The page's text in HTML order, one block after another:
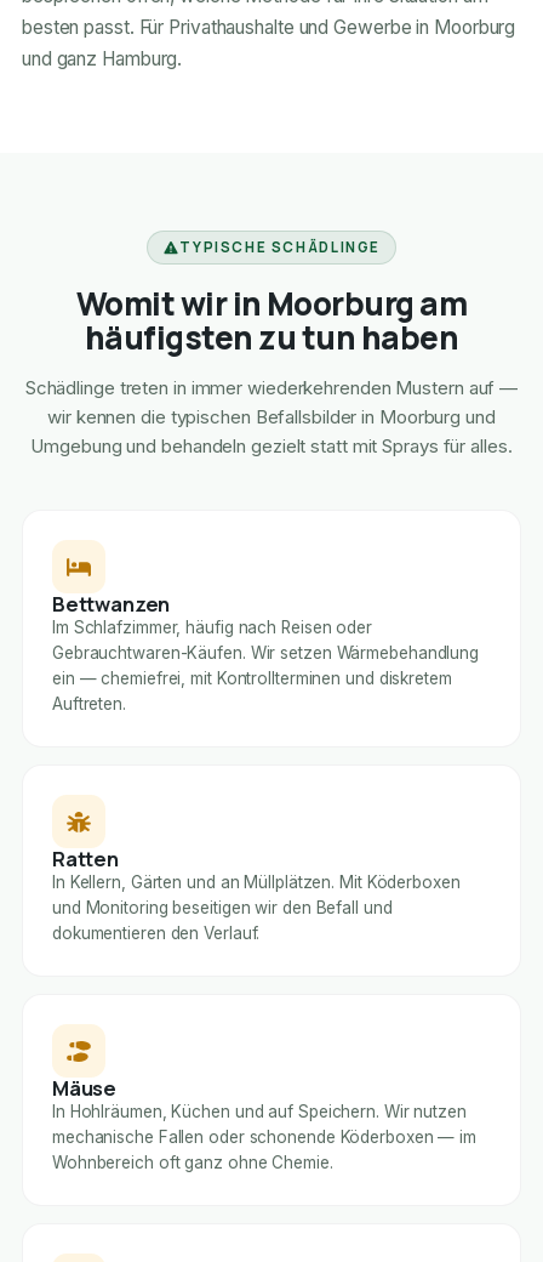
besten passt. Für Privathaushalte und Gewerbe in Moorburg
und ganz Hamburg.
TYPISCHE SCHÄDLINGE
Womit wir in Moorburg am
häufigsten zu tun haben
Schädlinge treten in immer wiederkehrenden Mustern auf —
wir kennen die typischen Befallsbilder in Moorburg und
Umgebung und behandeln gezielt statt mit Sprays für alles.
Bettwanzen
Im Schlafzimmer, häufig nach Reisen oder
Gebrauchtwaren-Käufen. Wir setzen Wärmebehandlung
ein — chemiefrei, mit Kontrollterminen und diskretem
Auftreten.
Ratten
In Kellern, Gärten und an Müllplätzen. Mit Köderboxen
und Monitoring beseitigen wir den Befall und
dokumentieren den Verlauf.
Mäuse
In Hohlräumen, Küchen und auf Speichern. Wir nutzen
mechanische Fallen oder schonende Köderboxen — im
Wohnbereich oft ganz ohne Chemie.